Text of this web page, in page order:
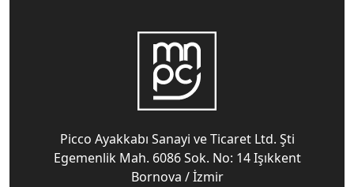
Picco Ayakkabı Sanayi ve Ticaret Ltd. Şti
Egemenlik Mah. 6086 Sok. No: 14 Işıkkent
Bornova / İzmir